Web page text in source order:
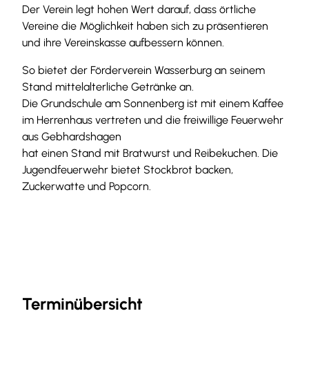
Der Verein legt hohen Wert darauf, dass örtliche
Vereine die Möglichkeit haben sich zu präsentieren
und ihre Vereinskasse aufbessern können.
So bietet der Förderverein Wasserburg an seinem
Stand mittelalterliche Getränke an.
Die Grundschule am Sonnenberg ist mit einem Kaffee
im Herrenhaus vertreten und die freiwillige Feuerwehr
aus Gebhardshagen
hat einen Stand mit Bratwurst und Reibekuchen. Die
Jugendfeuerwehr bietet Stockbrot backen,
Zuckerwatte und Popcorn.
Terminübersicht